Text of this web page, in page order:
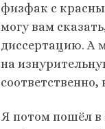
физфак с
могу вам
диссертацию. А
на
соответственно,
Я потом пошёл в